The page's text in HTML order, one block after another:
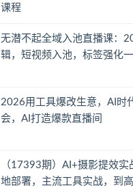
课程
无潜不起全域入池直播课：
辑，短视频入池，标签强化
2026用工具爆改生意，AI时
会，AI打造爆款直播间
（17393期）AI+摄影提效实
地部署，主流工具实战，到